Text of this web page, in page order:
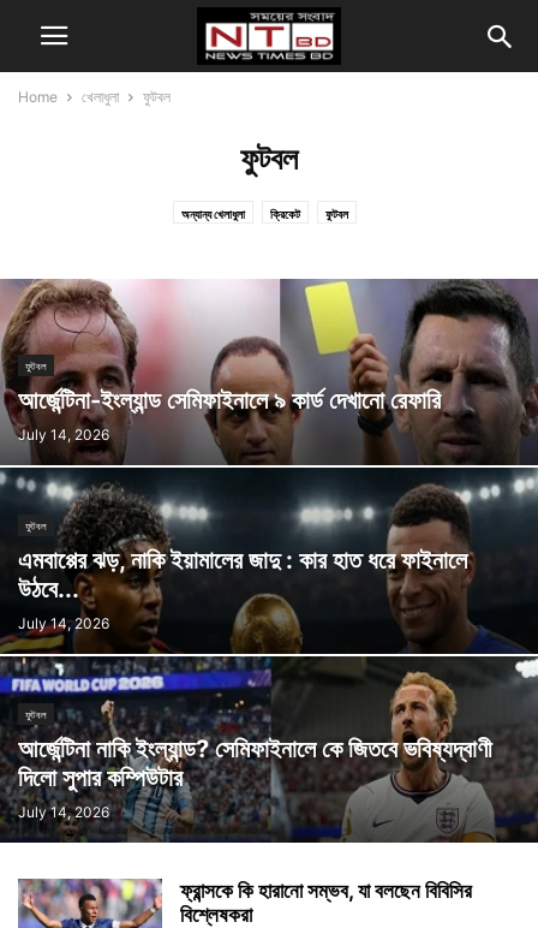
Home খেলাধুলা ফুটবল
ফুটবল
অন্যান্য খেলাধুলা ক্রিকেট ফুটবল
ফুটবল
আর্জেন্টিনা-ইংল্যান্ড সেমিফাইনালে ৯ কার্ড দেখানো রেফারি
July 14, 2026
ফুটবল
এমবাপ্পের ঝড়, নাকি ইয়ামালের জাদু : কার হাত ধরে ফাইনালে
উঠবে...
July 14, 2026
ফুটবল
আর্জেন্টিনা নাকি ইংল্যান্ড? সেমিফাইনালে কে জিতবে ভবিষ্যদ্বাণী
দিলো সুপার কম্পিউটার
July 14, 2026
ফ্রান্সকে কি হারানো সম্ভব, যা বলছেন বিবিসির
বিশ্লেষকরা